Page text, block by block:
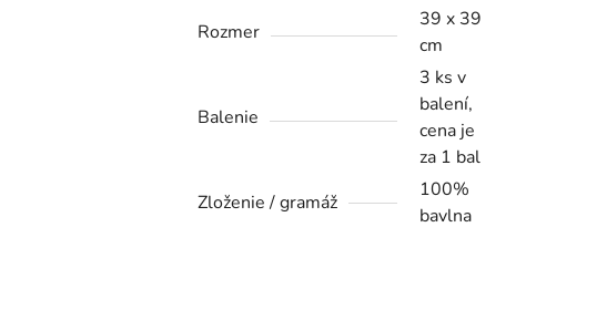
Rozmer
39 x 39
cm
Balenie
3 ks v
balení,
cena je
za 1 bal
Zloženie / gramáž
100%
bavlna